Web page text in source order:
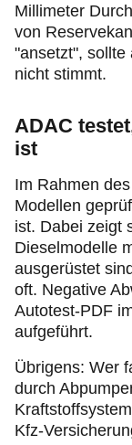
Millimeter
von
"ansetzt", sollte
nicht stimmt.
ADAC
ist
Im Rahmen des
Modellen
ist. Dabei zeigt
Dieselmodelle
ausgerüstet
oft. Negative
Autotest-PDF
aufgeführt.
Übrigens: Wer
durch
Kfz-